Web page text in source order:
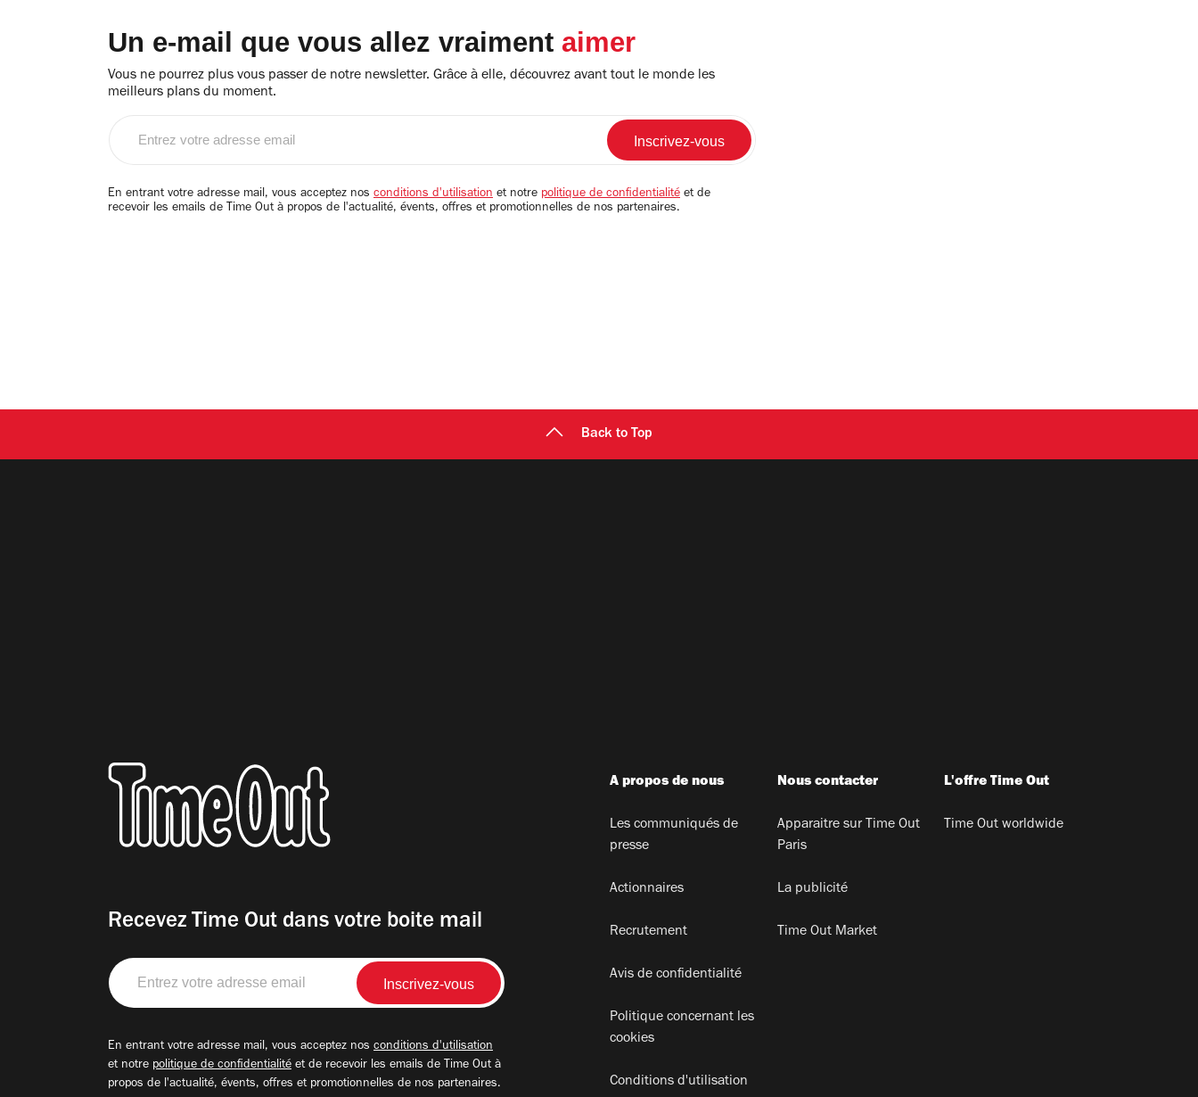
Un e-mail que vous allez vraiment aimer
Vous ne pourrez plus vous passer de notre newsletter. Grâce à elle, découvrez avant tout le monde les
meilleurs plans du moment.
email
En entrant votre adresse mail, vous acceptez nos conditions d'utilisation et notre politique de confidentialité et de
recevoir les emails de Time Out à propos de l'actualité, évents, offres et promotionnelles de nos partenaires.
Back to Top
Recevez Time Out dans votre boite mail
Entrez
votre
adresse
En entrant votre adresse mail, vous acceptez nos conditions d'utilisation
et notre politique de confidentialité et de recevoir les emails de Time Out à
propos de l'actualité, évents, offres et promotionnelles de nos partenaires.
A propos de nous
Les communiqués de
presse
Actionnaires
Recrutement
Avis de confidentialité
Politique concernant les
cookies
Conditions d'utilisation
Nous contacter
Apparaitre sur Time Out
Paris
La publicité
Time Out Market
L'offre Time Out
Time Out worldwide